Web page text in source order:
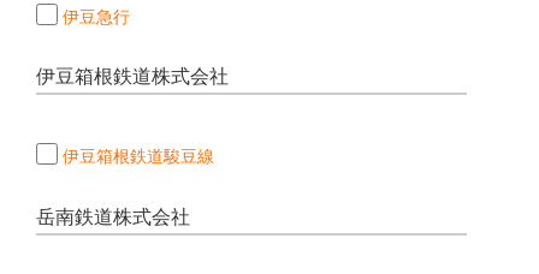
伊豆急行
伊豆箱根鉄道株式会社
伊豆箱根鉄道駿豆線
岳南鉄道株式会社